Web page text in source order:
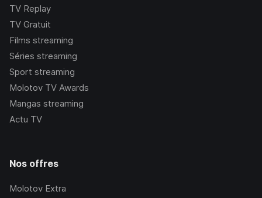
TV Replay
TV Gratuit
Films streaming
Séries streaming
Sport streaming
Molotov TV Awards
Mangas streaming
Actu TV
Nos offres
Molotov Extra